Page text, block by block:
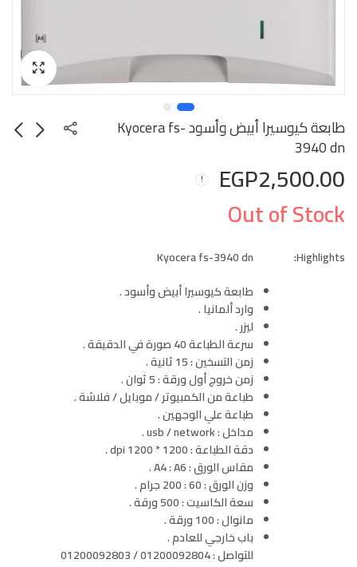
طابعة كيوسيرا أبيض وأسود Kyocera fs-
3940 dn
EGP2,500.00
Out of Stock
Highlights:
Kyocera fs-3940 dn
طابعة كيوسيرا أبيض وأسود .
وارد ألمانيا .
ليزر .
سرعة الطباعة 40 صورة في الدقيقة .
زمن التسخين : 15 ثانية .
زمن خروج أول ورقة : 5 ثوان .
طباعة من الكمبيوتر / موبايل / فلاشة .
طباعة علي الوجهين .
مداخل : usb / network .
دقة الطباعة : 1200 * 1200 dpi .
مقاس الورق : A4 : A6 .
وزن الورق : 60 : 200 جرام .
سعة الكاسيت : 500 ورقة .
مانوال : 100 ورقة .
باب خارجي للعادم .
للتواصل : 01200092804 / 01200092803